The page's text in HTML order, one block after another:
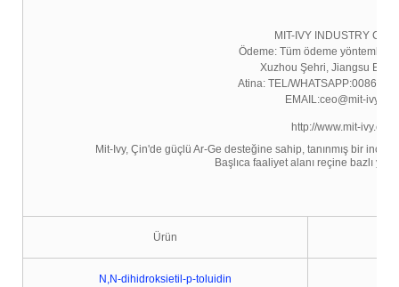
MIT-IVY INDUSTRY
Ödeme: Tüm ödeme yöntemleri
Xuzhou Şehri, Jiangsu
Atina: TEL/WHATSAPP:0086-
EMAIL:ceo@mit-
http://www.mit-ivy.com
Mit-Ivy, Çin'de güçlü Ar-Ge desteğine sahip, tanınmış bir ince
Başlıca faaliyet alanı reçine bazlı
Ürün
N,N-dihidroksietil-p-toluidin